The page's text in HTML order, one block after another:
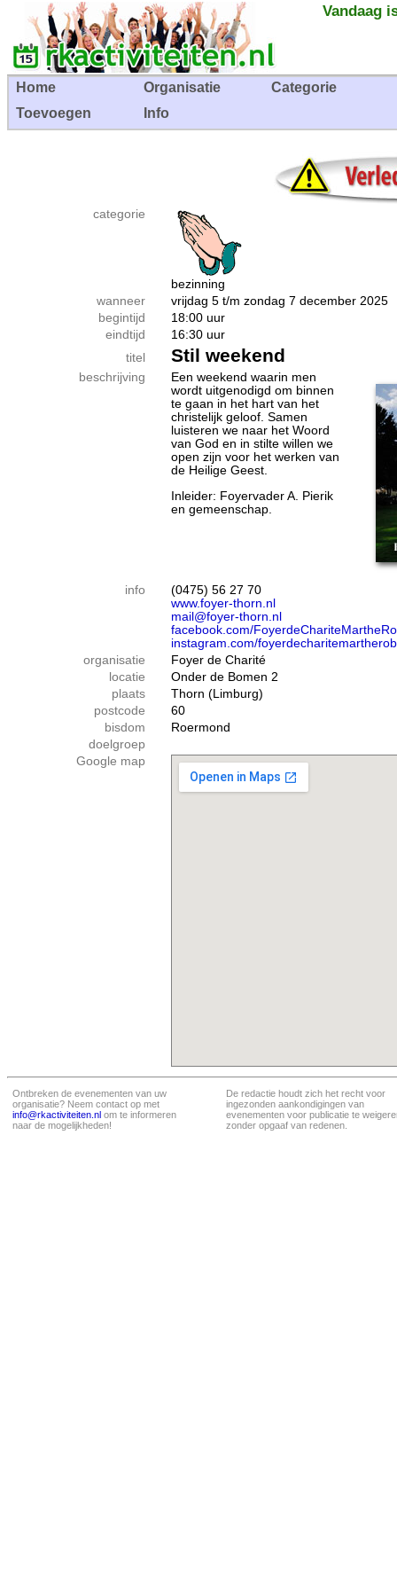
Vandaag
Home Organisatie
Categorie
Toevoegen
Info
categorie
bezinning
wanneer
vrijdag 5 t/m zondag 7 december
begintijd
18:00 uur
eindtijd
16:30 uur
titel
Stil weekend
beschrijving
Een weekend waarin men
wordt uitgenodigd om binnen
te gaan in het hart van het
christelijk geloof. Samen
luisteren we naar het Woord
van God en in stilte willen we
open zijn voor het werken van
de Heilige Geest.
Inleider: Foyervader A. Pierik
en gemeenschap.
info
(0475) 56 27 70
www.foyer-thorn.nl
mail@foyer-thorn.nl
facebook.com/
instagram.com/
organisatie
Foyer de Charité
locatie
Onder de Bomen 2
plaats
Thorn (Limburg)
postcode
60
bisdom
Roermond
doelgroep
Google map
Ontbreken de evenementen van uw
organisatie? Neem contact op met
info@rkactiviteiten.nl om te informeren
naar de mogelijkheden!
De redactie houdt zich het recht voor
ingezonden aankondigingen van
evenementen voor publicatie te
zonder opgaaf van redenen.